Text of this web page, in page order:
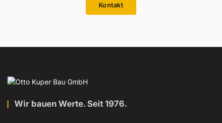
Kontakt
Wir bauen Werte. Seit 1976.